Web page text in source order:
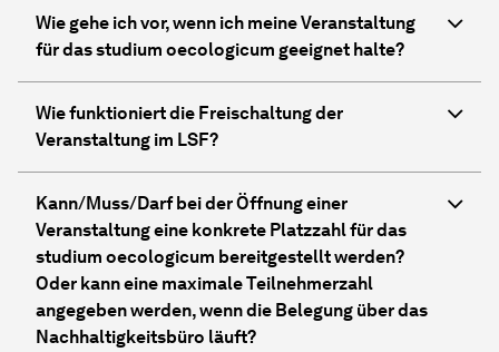
Wie gehe ich vor, wenn ich meine Veranstaltung
für das studium oecologicum geeignet halte?
Wie funktioniert die Freischaltung der
Veranstaltung im LSF?
Kann/Muss/Darf bei der Öffnung einer
Veranstaltung eine konkrete Platzzahl für das
studium oecologicum bereitgestellt werden?
Oder kann eine maximale Teilnehmerzahl
angegeben werden, wenn die Belegung über das
Nachhaltigkeitsbüro läuft?